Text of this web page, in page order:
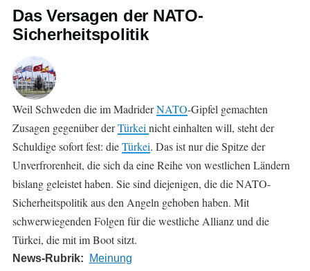
Das Versagen der NATO-
Sicherheitspolitik
Weil Schweden die im MadriderNATO-Gipfel gemachten
Zusagen gegenüber derTürkei nicht einhalten will, steht der
Schuldige sofort fest: dieTürkei. Das ist nur die Spitze der
Unverfrorenheit, die sich da eine Reihe von westlichen Ländern
bislang geleistet haben. Sie sind diejenigen, die die NATO-
Sicherheitspolitik aus den Angeln gehoben haben. Mit
schwerwiegenden Folgen für die westliche Allianz und die
Türkei, die mit im Boot sitzt.
News-Rubrik Meinung